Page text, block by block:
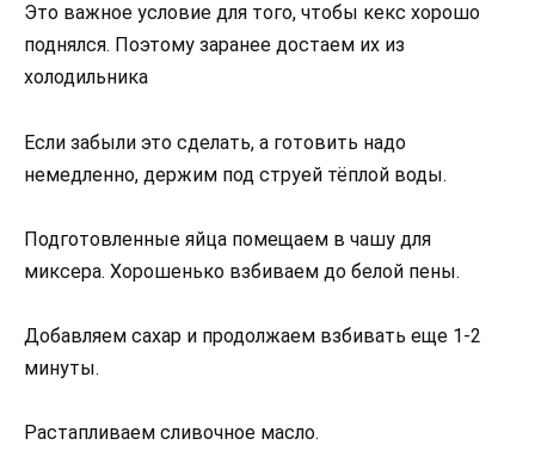
Это важное условие для того, чтобы кекс хорошо
поднялся. Поэтому заранее достаем их из
холодильника
Если забыли это сделать, а готовить надо
немедленно, держим под струей тёплой воды.
Подготовленные яйца помещаем в чашу для
миксера. Хорошенько взбиваем до белой пены.
Добавляем сахар и продолжаем взбивать еще 1-2
минуты.
Растапливаем сливочное масло.